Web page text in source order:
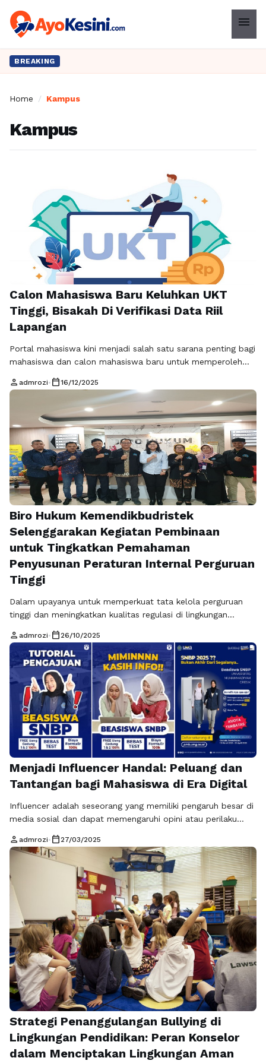
menu
BREAKING
Home / Kampus
Kampus
Calon Mahasiswa Baru Keluhkan UKT
Tinggi, Bisakah Di Verifikasi Data Riil
Lapangan
Portal mahasiswa kini menjadi salah satu sarana penting bagi
mahasiswa dan calon mahasiswa baru untuk memperoleh
terkini. Namun, di balik manfaat tersebut, masih banyak
persoalan yang dirasakan langsung oleh calon mahasiswa
baru. Terkait dengan penentuan Uang Kuliah Tunggal (UKT)
yang dinilai belum sepenuhnya mencerminkan kondisi nyata
kehidupan mereka. …Baca Selengkapnya
person admrozi• calendar_today16/12/2025
Biro Hukum Kemendikbudristek
Selenggarakan Kegiatan Pembinaan
untuk Tingkatkan Pemahaman
Penyusunan Peraturan Internal Perguruan
Tinggi
Dalam upayanya untuk memperkuat tata kelola perguruan
tinggi dan meningkatkan kualitas regulasi di lingkungan
Kebudayaan, Riset, dan Teknologi (Kendikbudristek)
menyelenggarakan kegiatan pembinaan dan peningkatan
pemahaman bagi pimpinan perguruan tinggi serta organ
perguruan tinggi. Kegiatan ini dapat di akses melalui laman
https://birohukum.kemendikbudristek.com/ , ini menjadi salah
satu langkah strategis Kemendikbudristek …
Baca
Selengkapnya
person admrozi• calendar_today 26/10/2025
Menjadi Influencer Handal: Peluang dan
Tantangan bagi Mahasiswa di Era Digital
Influencer adalah seseorang yang memiliki pengaruh besar di
media sosial dan dapat memengaruhi opini atau perilaku
relevan dengan minat audiens, seperti fashion, gaya hidup,
atau produk, dan dapat membangun komunikasi yang loyal,
menjadikannya sumber inspirasi atau referensi bagi
pengikutnya. Universitas Muhammadiyah Gresik (UMG) baru-
baru ini mengadakan roadshow #2 PWMU …Baca
Selengkapnya
person admrozi• calendar_today 27/03/2025
Strategi Penanggulangan Bullying di
Lingkungan Pendidikan: Peran Konselor
dalam Menciptakan Lingkungan Aman